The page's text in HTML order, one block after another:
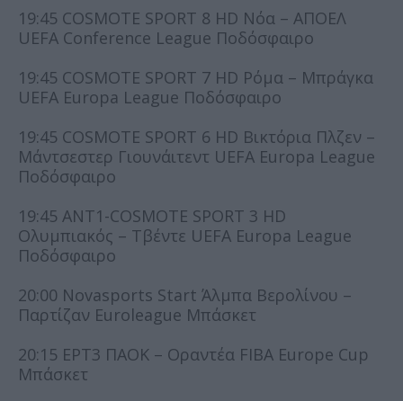
19:45 COSMOTE SPORT 8 HD Νόα – ΑΠΟΕΛ
UEFA Conference League Ποδόσφαιρο
19:45 COSMOTE SPORT 7 HD Ρόμα – Μπράγκα
UEFA Europa League Ποδόσφαιρο
19:45 COSMOTE SPORT 6 HD Βικτόρια Πλζεν –
Μάντσεστερ Γιουνάιτεντ UEFA Europa League
Ποδόσφαιρο
19:45 ANT1-COSMOTE SPORT 3 HD
Ολυμπιακός – Τβέντε UEFA Europa League
Ποδόσφαιρο
20:00 Novasports Start Άλμπα Βερολίνου –
Παρτίζαν Euroleague Μπάσκετ
20:15 ΕΡΤ3 ΠΑΟΚ – Οραντέα FIBA Europe Cup
Μπάσκετ